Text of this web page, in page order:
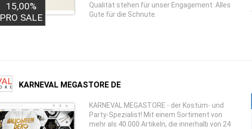
15,00%
PRO SALE
Qualität stehen für unser Engagement: Alles
Gute für die Schnute.
KARNEVAL MEGASTORE DE
KARNEVAL MEGASTORE - der Kostüm- und
Party-Spezialist! Mit einem Sortiment von
mehr als 40.000 Artikeln, die innerhalb von 24